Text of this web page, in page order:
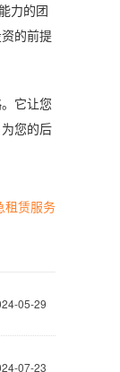
力的团
的前提
它让您
您的后
租赁服务
05-29
07-23